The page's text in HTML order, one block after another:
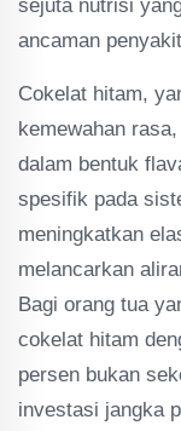
sejuta nutrisi
ancaman
Cokelat hitam,
kemewahan
dalam bentuk
spesifik pada
meningkatkan
melancarkan
Bagi orang tua
cokelat hitam
persen bukan
investasi jangka